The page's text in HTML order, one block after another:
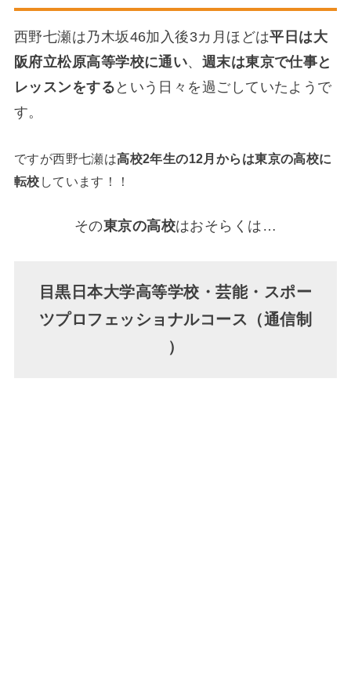
西野七瀬は乃木坂46加入後3カ月ほどは平日は大
阪府立松原高等学校に通い、 週末は東京で仕事と
レッスンをする という日々を過ごしていたようで
す。
ですが西野七瀬は高校2年生の12月からは東京の高校に
転校 しています！！
その東京の高校はおそらくは…
目黒日本大学高等学校・芸能・スポー
ツプロフェッショナルコース（通信制
）